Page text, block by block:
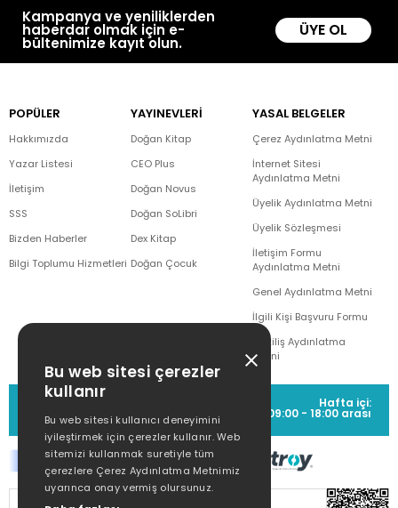
Kampanya ve yeniliklerden
haberdar olmak için e-
bültenimize kayıt olun.
ÜYE OL
POPÜLER
Hakkımızda
Yazar Listesi
İletişim
SSS
Bizden Haberler
Bilgi Toplumu Hizmetleri
YAYINEVLERİ
Doğan Kitap
CEO Plus
Doğan Novus
Doğan SoLibri
Dex Kitap
Doğan Çocuk
YASAL BELGELER
Çerez Aydınlatma Metni
İnternet Sitesi
Aydınlatma Metni
Üyelik Aydınlatma Metni
Üyelik Sözleşmesi
İletişim Formu
Aydınlatma Metni
Genel Aydınlatma Metni
İlgili Kişi Başvuru Formu
Çekiliş Aydınlatma
Metni
MÜŞTERİ HİZMETLERİ
(0212) 373 77 00
Hafta içi:
09:00 - 18:00 arası
Bu web sitesi çerezler
kullanır
Bu web sitesi kullanıcı deneyimini
iyileştirmek için çerezler kullanır. Web
sitemizi kullanmak suretiyle tüm
çerezlere Çerez Aydınlatma Metnimiz
uyarınca onay vermiş olursunuz.